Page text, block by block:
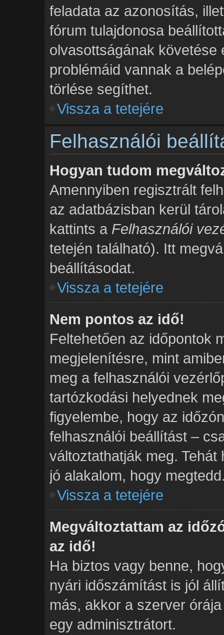
feladata az azonosítás,
fórum tulajdonosa
olvasottságának követése
problémáid vannak a
törlése segíthet.
Vissza a tetejére
Felhasználói
Hogyan tudom
Amennyiben regisztrált
az adatbázisban kerül
kattints a Felhasználói
tetején található). Itt
beállításodat.
Vissza a tetejére
Nem pontos az idő!
Feltehetően az időpontok
megjelenítésre, mint
meg a felhasználói
tartózkodási helyednek
figyelembe, hogy az
felhasználói beállítást –
változtathatják meg.
jó alakalom, hogy
Vissza a tetejére
Megváltoztattam az
az idő!
Ha biztos vagy benne,
nyári időszámítást is jól
más, akkor a szerver
egy adminisztrátort.